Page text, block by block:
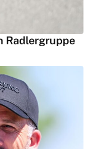
Radlergruppe